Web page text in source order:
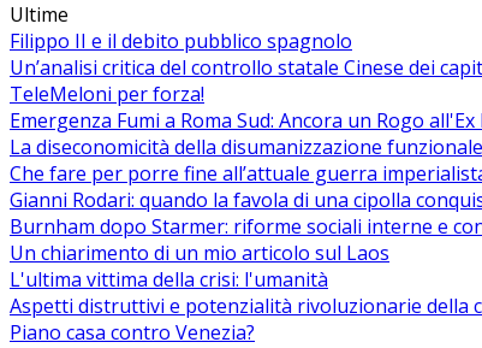
Ultime
Filippo II e il debito pubblico spagnolo
Un’analisi critica del controllo statale Cinese dei
TeleMeloni per forza!
Emergenza Fumi a Roma Sud: Ancora un Rogo
La diseconomicità della disumanizzazione
Che fare per porre fine all’attuale guerra
Gianni Rodari: quando la favola di una cipolla
Burnham dopo Starmer: riforme sociali interne e
Un chiarimento di un mio articolo sul Laos
L'ultima vittima della crisi: l'umanità
Aspetti distruttivi e potenzialità rivoluzionarie della
Piano casa contro Venezia?